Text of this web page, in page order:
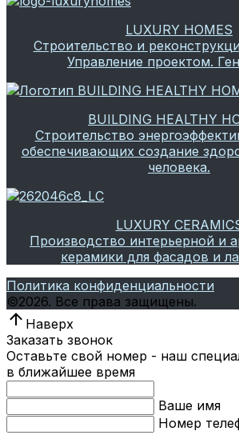
LUXURY HOMES
Строительство и
Управление проектом.
BUILDING HEALTHY
Строительство
обеспечивающих создание
человека.
LUXURY
Производство интерьерной и
керамики для фасадов и
Политика конфиденциальности
©2026. Все права защищены.
Наверх
Заказать звонок
Оставьте свой номер - наш
в ближайшее время
Ваше имя
Номер